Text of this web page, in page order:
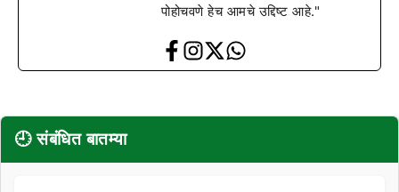
पोहोचवणे हेच आमचे उद्दिष्ट आहे."
🕘 संबंधित बातम्या